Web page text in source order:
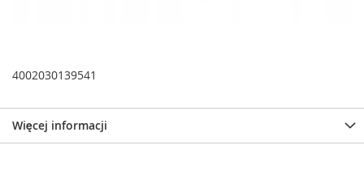
4002030139541
Więcej informacji